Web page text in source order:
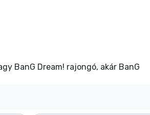
BanG Dream! rajongó, akár BanG